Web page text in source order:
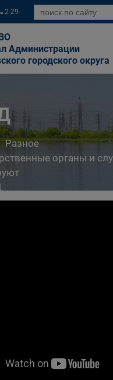
2-29-
Администрации
городского округа
Разное
органы и